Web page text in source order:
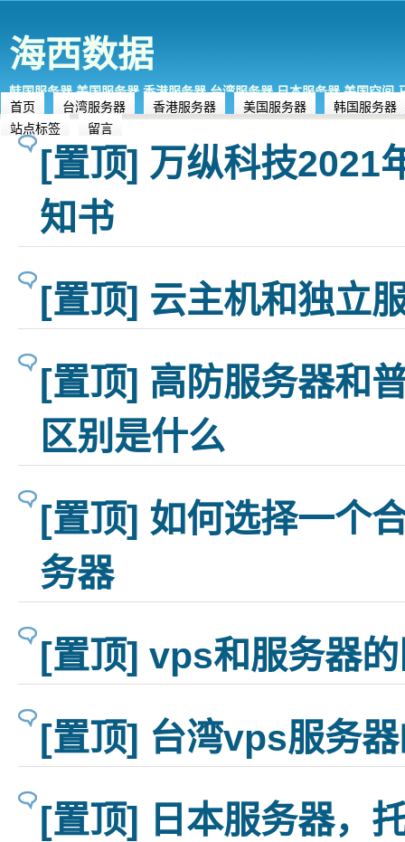
海西数据
韩国服务器,美国服务器,香港服务器,台湾服务器,日本服务器,美国空间
首页
台湾服务器 香港服务器 美国服务器
韩国服务器
站点标签
留言
[置顶] 万纵科技2021
知书
[置顶] 云主机和独立
[置顶] 高防服务器和
区别是什么
[置顶] 如何选择一个
务器
[置顶] vps和服务器
[置顶] 台湾vps服务
[置顶] 日本服务器，